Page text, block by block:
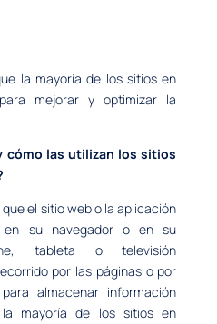
la mayoría de los sitios en
mejorar y optimizar la
cómo las utilizan los sitios
el sitio web o la aplicación
en su navegador o en su
tableta o televisión
por las páginas o por
almacenar información
mayoría de los sitios en